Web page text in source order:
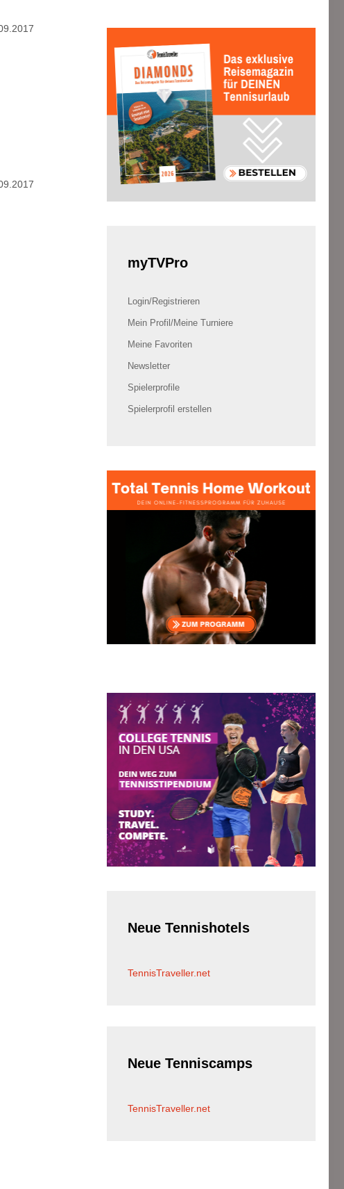
myTVPro
Login/Registrieren
Mein Profil/Meine Turniere
Meine Favoriten
Newsletter
Spielerprofile
Spielerprofil erstellen
NeueTennishotels
TennisTraveller.net
NeueTenniscamps
TennisTraveller.net